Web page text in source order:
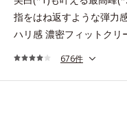
指をはね返すような弾力
ハリ感 濃密フィットクリ
676件